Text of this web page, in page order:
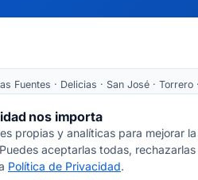
Fuentes · Delicias · San José ·
📍 Cortes de Aragón 64 · 50005
nos importa
propias y analíticas para mejorar
aceptarlas todas,
Política de Privacidad.